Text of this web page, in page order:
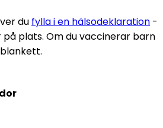
du fylla i en hälsodeklaration -
plats. Om du vaccinerar barn